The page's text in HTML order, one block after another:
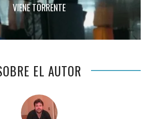
VIENE TORRENTE
EL AUTOR